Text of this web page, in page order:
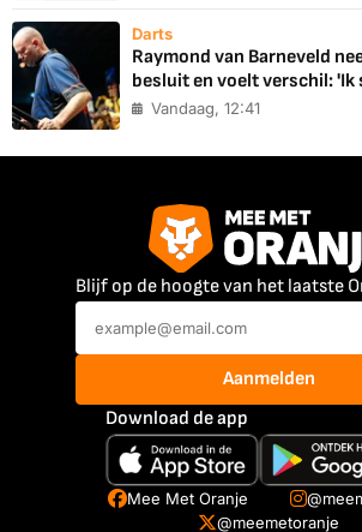
Darts
Raymond van Barneveld
besluit en voelt verschil: 'Ik
Vandaag, 12:41
Blijf op de hoogte van het laatste
Aanmelden
Download de app
Mee Met Oranje
@meemetoranje